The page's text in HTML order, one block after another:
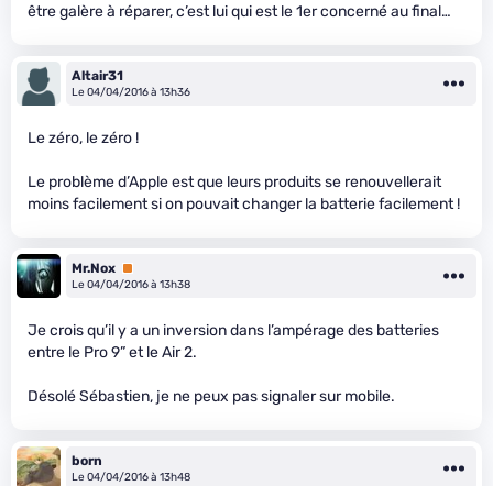
être galère à réparer, c’est lui qui est le 1er concerné au final…
Altair31
Le 04/04/2016 à 13h36
Le zéro, le zéro !
Le problème d’Apple est que leurs produits se renouvellerait
moins facilement si on pouvait changer la batterie facilement !
Mr.Nox Premium
Le 04/04/2016 à 13h38
Je crois qu’il y a un inversion dans l’ampérage des batteries
entre le Pro 9” et le Air 2.
Désolé Sébastien, je ne peux pas signaler sur mobile.
born
Le 04/04/2016 à 13h48